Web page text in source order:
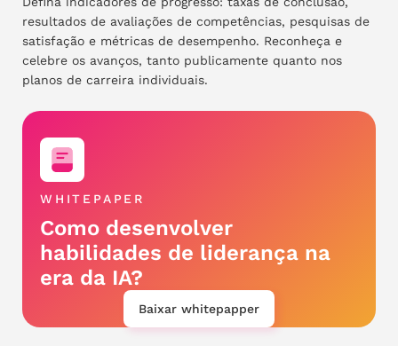
resultados de avaliações de competências, pesquisas de
satisfação e métricas de desempenho. Reconheça e
celebre os avanços, tanto publicamente quanto nos
planos de carreira individuais.
WHITEPAPER
Como desenvolver
habilidades de liderança na
era da IA?
Baixar whitepapper